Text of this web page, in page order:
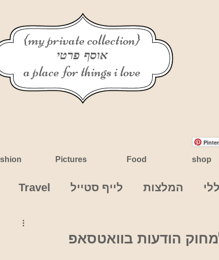
Pictures Food shop
המלצות לייף סטייל Travel
הודעות בוואטסאפ
{my private collection}
אוסף פרטי
a place for things i love